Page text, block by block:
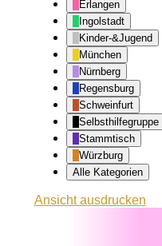
Erlangen
Ingolstadt
Kinder-&Jugend
München
Nürnberg
Regensburg
Schweinfurt
Selbsthilfegruppe
Stammtisch
Würzburg
Alle Kategorien
Ansichtausdrucken